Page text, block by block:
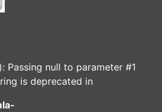
Passing null to parameter #1
is deprecated in